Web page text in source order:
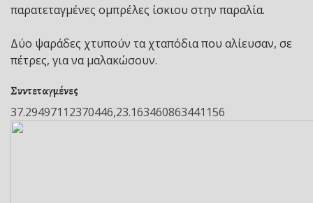
παρατεταγμένες ομπρέλες ίσκιου στην παραλία.
Δύο ψαράδες χτυπούν τα χταπόδια που αλίευσαν, σε
πέτρες, για να μαλακώσουν.
Συντεταγμένες
37.29497112370446,23.163460863441156